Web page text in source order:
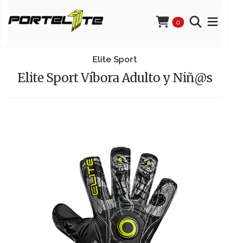
0
Elite Sport
Elite Sport Víbora Adulto y Niñ@s